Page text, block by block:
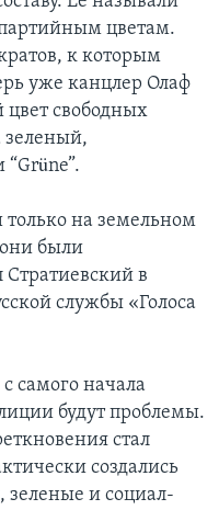
цветам.
к которым
уже канцлер Олаф
свободных
зеленый,
“Grüne”.
на земельном
были
Стратиевский в
службы «Голоса
самого начала
будут проблемы.
стал
создались
зеленые и социал-